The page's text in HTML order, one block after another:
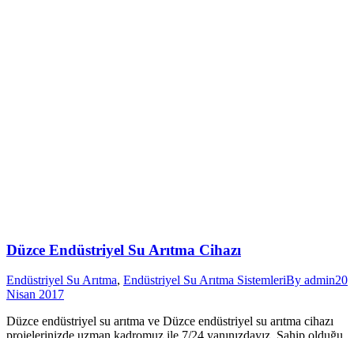
Düzce Endüstriyel Su Arıtma Cihazı
Endüstriyel Su Arıtma, Endüstriyel Su Arıtma SistemleriBy admin20
Nisan 2017
Düzce endüstriyel su arıtma ve Düzce endüstriyel su arıtma cihazı